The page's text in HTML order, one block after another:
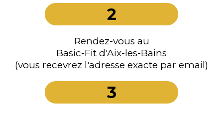
2
Rendez-vous au
Basic-Fit d'Aix-les-Bains
(vous recevrez l'adresse exacte par email)
3